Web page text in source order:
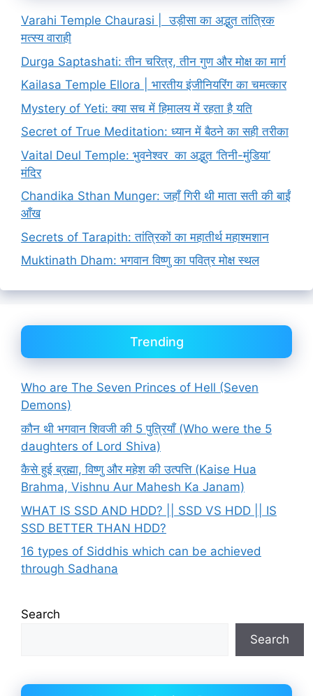
Varahi Temple Chaurasi | उड़ीसा का अद्भुत तांत्रिक
मत्स्य वाराही
Durga Saptashati: तीन चरित्र, तीन गुण और मोक्ष का मार्ग
Kailasa Temple Ellora | भारतीय इंजीनियरिंग का चमत्कार
Mystery of Yeti: क्या सच में हिमालय में रहता है यति
Secret of True Meditation: ध्यान में बैठने का सही तरीका
Vaital Deul Temple: भुवनेश्वर का अद्भुत ‘तिनी-मुंडिया’
मंदिर
Chandika Sthan Munger: जहाँ गिरी थी माता सती की बाईं
आँख
Secrets of Tarapith: तांत्रिकों का महातीर्थ महाश्मशान
Muktinath Dham: भगवान विष्णु का पवित्र मोक्ष स्थल
Trending
Who are The Seven Princes of Hell (Seven
Demons)
कौन थी भगवान शिवजी की 5 पुत्रियाँ (Who were the 5
daughters of Lord Shiva)
कैसे हुई ब्रह्मा, विष्णु और महेश की उत्पत्ति (Kaise Hua
Brahma, Vishnu Aur Mahesh Ka Janam)
WHAT IS SSD AND HDD? || SSD VS HDD || IS
SSD BETTER THAN HDD?
16 types of Siddhis which can be achieved
through Sadhana
Search
Search